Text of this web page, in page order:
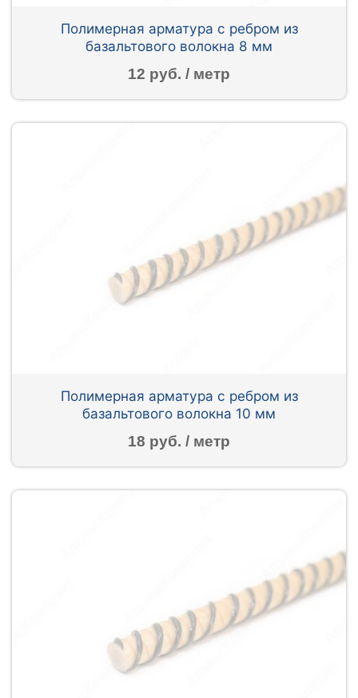
Полимерная арматура c ребром из
базальтового волокна 8 мм
12 руб. / метр
Полимерная арматура c ребром из
базальтового волокна 10 мм
18 руб. / метр